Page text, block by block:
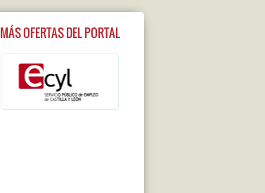
MÁS OFERTAS DEL PORTAL